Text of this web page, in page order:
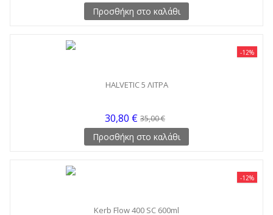
Προσθήκη στο καλάθι
-12%
HALVETIC 5 ΛΙΤΡΑ
30,80 € 35,00 €
Προσθήκη στο καλάθι
-12%
Kerb Flow 400 SC 600ml